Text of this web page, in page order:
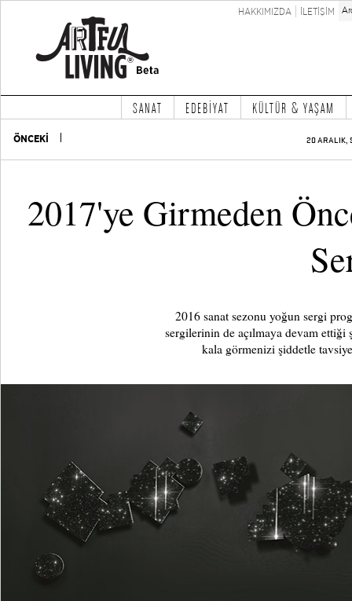
HAKKIMIZDA İLETİŞİM
SANAT EDEBİYAT KÜLTÜR & YAŞAM
ÖNCEKİ 20 ARALIK,
2017'ye Girmeden
2016 sanat sezonu yoğun sergi
sergilerinin de açılmaya devam
kala görmenizi şiddetle